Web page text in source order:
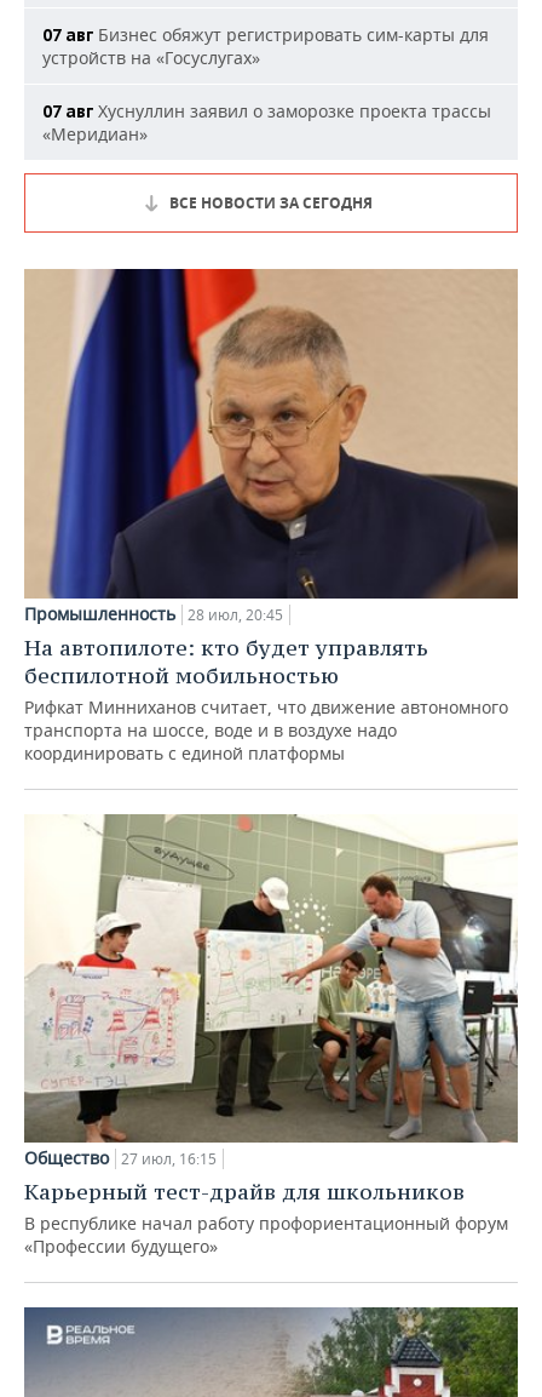
07 авг Бизнес обяжут регистрировать сим-карты для
устройств на «Госуслугах»
07 авг Хуснуллин заявил о заморозке проекта трассы
«Меридиан»
ВСЕ НОВОСТИ ЗА СЕГОДНЯ
Промышленность 28 июл, 20:45
На автопилоте: кто будет управлять
беспилотной мобильностью
Рифкат Минниханов считает, что движение автономного
транспорта на шоссе, воде и в воздухе надо
координировать с единой платформы
Общество 27 июл, 16:15
Карьерный тест-драйв для школьников
В республике начал работу профориентационный форум
«Профессии будущего»